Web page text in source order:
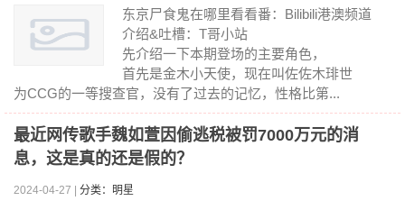
东京尸食鬼在哪里看看番：Bilibili港澳频道
介绍&吐槽：T哥小站
先介绍一下本期登场的主要角色，
首先是金木小天使，现在叫佐佐木琲世
为CCG的一等搜查官，没有了过去的记忆，性格比第...
最近网传歌手魏如萱因偷逃税被罚7000万元的消
息，这是真的还是假的？
2024-04-27 | 分类：明星